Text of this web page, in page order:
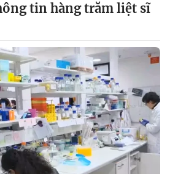
tin hàng trăm liệt sĩ